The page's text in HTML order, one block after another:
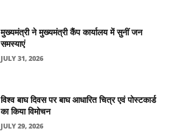
मुख्यमंत्री ने मुख्यमंत्री कैंप कार्यालय में सुनीं जन
समस्याएं
JULY 31, 2026
विश्व बाघ दिवस पर बाघ आधारित चित्र एवं पोस्टकार्ड
का किया विमोचन
JULY 29, 2026